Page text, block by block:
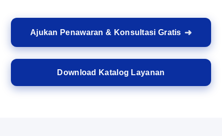
Ajukan Penawaran & Konsultasi Gratis
Download Katalog Layanan